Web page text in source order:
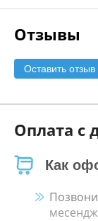
Отзывы
Оставить отзыв
Оплата с
Как